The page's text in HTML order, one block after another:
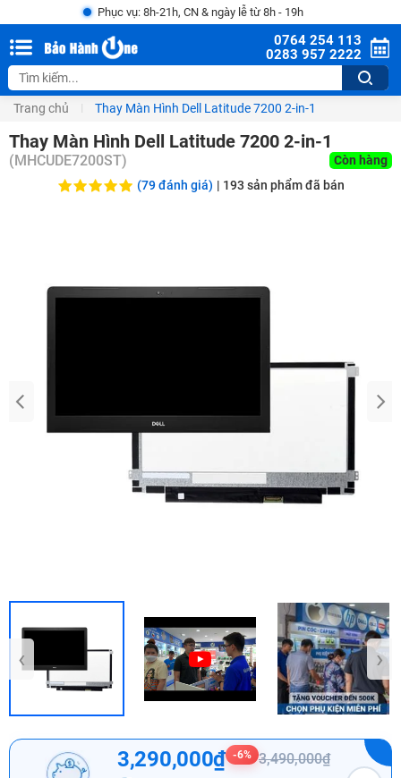
Phục vụ: 8h-21h, CN & ngày lễ từ 8h - 19h
0764 254 113
0283 957 2222
Trang chủ Thay Màn Hình Dell Latitude 7200 2-in-1
Thay Màn Hình Dell Latitude 7200 2-in-1
(MHCUDE7200ST)
Còn hàng
(79 đánh giá) | 193 sản phẩm đã bán
‹ ›
3,290,000₫ -6% 3,490,000₫